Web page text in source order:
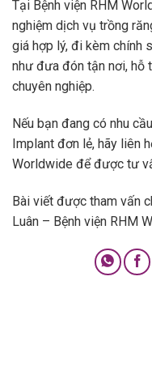
Tại Bệnh viện RHM
nghiệm dịch vụ trồng
giá hợp lý, đi kèm chính
như đưa đón tận nơi, hỗ
chuyên nghiệp.
Nếu bạn đang có nhu
Implant đơn lẻ, hãy liên
Worldwide để được tư
Bài viết được tham vấn
Luân – Bệnh viện RHM